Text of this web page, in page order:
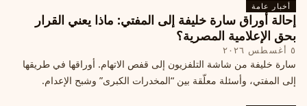
أخبار عامة
إحالة أوراق سارة خليفة إلى المفتي: ماذا يعني القرار
بحق الإعلامية المصرية؟
٥ أغسطس ٢٠٢٦
سارة خليفة من شاشة التلفزيون إلى قفص الاتهام. أوراقها في طريقها
إلى المفتي، وأسئلة معلّقة بين “المخدرات الكبرى” وشبح الإعدام.